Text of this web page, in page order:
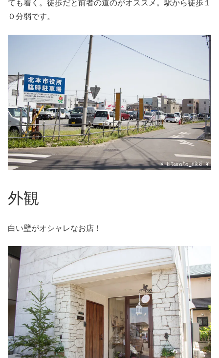
ても着く。徒歩だと前者の道のがオススメ。駅から徒歩１
０分弱です。
外観
白い壁がオシャレなお店！